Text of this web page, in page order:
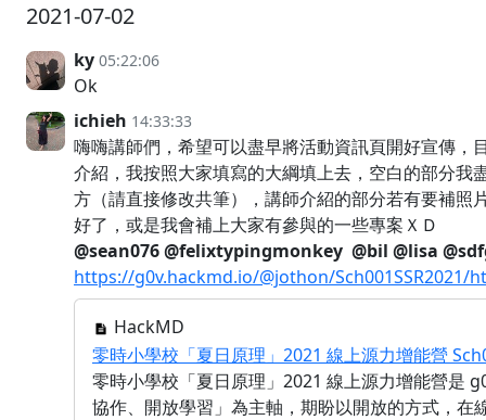
2021-07-02
ky 05:22:06
Ok
ichieh 14:33:33
嗨嗨講師們，希望可以盡早將活動資訊頁開好宣傳
介紹，我按照大家填寫的大綱填上去，空白的部分
方（請直接修改共筆），講師介紹的部分若有要補
好了，或是我會補上大家有參與的一些專案ＸＤ
@sean076@felixtypingmonkey @bil @lisa
https://g0v.hackmd.io/@jothon/Sch001SSR2021/
HackMD
零時小學校「夏日原理」2021 線上源力增能營
零時小學校「夏日原理」2021 線上源力增能營是
協作、開放學習」為主軸，期盼以開放的方式，在